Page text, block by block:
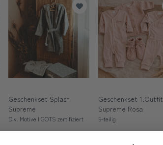
Geschenkset Splash
Supreme
Div. Motive | GOTS zertifiziert
Geschenkset 1.Outfit
Supreme Rosa
5-teilig